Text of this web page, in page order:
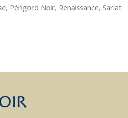
, Périgord Noir, Renaissance, Sarlat